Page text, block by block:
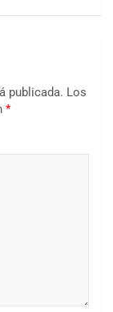
publicada. Los
*